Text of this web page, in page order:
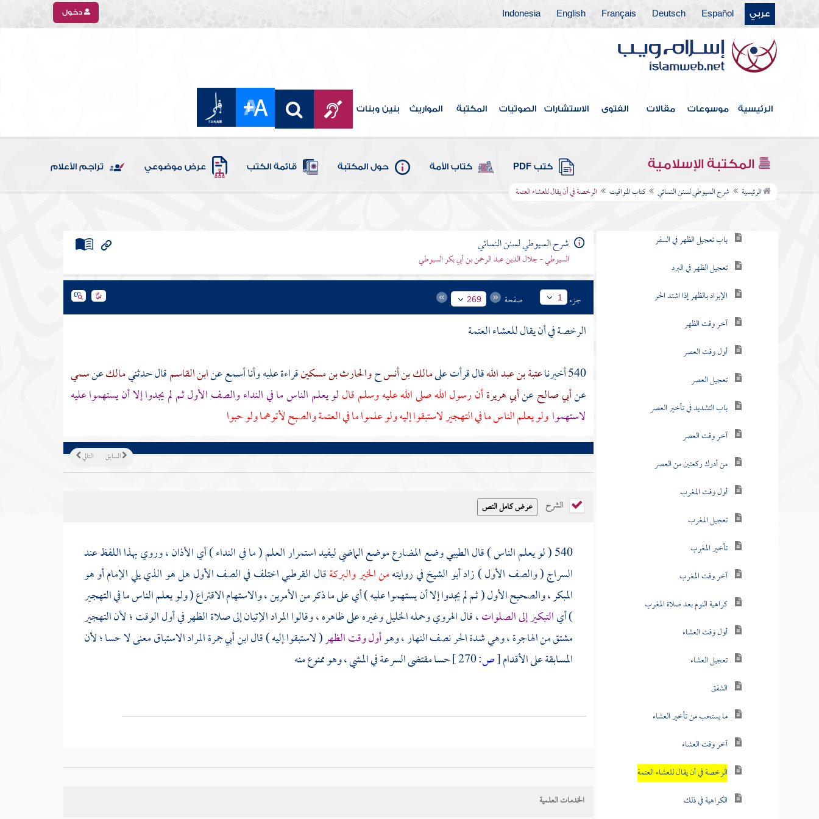
عربي Español
Deutsch
Français
English
Indonesia دخول
الرئيسية موسوعات مقالات الفتوى الاستشارات الصوتيات المكتبة المواريث بنين وبنات
المكتبة الإسلامية كتب PDF كتاب الأمة حول المكتبة قائمة الكتب عرض موضوعي تراجم الأعلام
الرئيسية شرح السيوطي لسنن النسائي كتاب المواقيت الرخصة في أن يقال للعشاء العتمة
فهرس الكتاب
كتاب الطهارة
كتاب المياه
كتاب الحيض والاستحاضة
كتاب الغسل والتيمم
كتاب الصلاة
كتاب المواقيت
باب تعجيل الظهر في السفر
تعجيل الظهر في البرد
الإبراد بالظهر إذا اشتد الحر
آخر وقت الظهر
أول وقت العصر
تعجيل العصر
باب التشديد في تأخير العصر
آخر وقت العصر
من أدرك ركعتين من العصر
أول وقت المغرب
تعجيل المغرب
تأخير المغرب
آخر وقت المغرب
كراهية النوم بعد صلاة المغرب
أول وقت العشاء
تعجيل العشاء
الشفق
ما يستحب من تأخير العشاء
آخر وقت العشاء
الرخصة في أن يقال للعشاء العتمة
الكراهية في ذلك
شرح السيوطي لسنن النسائي
السيوطي - جلال الدين عبد الرحمن بن أبي بكر السيوطي
جزء 1 صفحة 269
الرخصة في أن يقال للعشاء العتمة
540 أخبرنا
عتبة بن عبد اللهقال قرأت علىمالك بن أنسحوالحارث بن مسكينقراءة عليه وأنا أسمع عنابن القاسمقال حدثنيمالكعنسمي
عنأبي صالحعنأبي هريرةأن رسول الله صلى الله عليه وسلم قاللو يعلم الناس ما في النداء والصف الأول ثم لم يجدوا إلا أن يستهموا عليه
لاستهمواولو يعلم الناس ما في التهجير لاستبقوا إليه ولو علموا ما في العتمة والصبح لأتوهما ولو حبوا
التالي السابق
الشرح
540 ( لو يعلم الناس ) قال الطيبيوضع المضارع موضع الماضي ليفيد استمرار العلم ( ما في النداء ) أي الأذان ، وروي بهذا اللفظ عند
السراج( والصف الأول ) زادأبو الشيخفي روايتهمن الخير والبركةقالالقرطبياختلف في الصف الأول هل هو الذي يلي الإمام أو هو
المبكر ، والصحيح الأول ( ثم لم يجدوا إلا أن يستهموا عليه ) أي على ما ذكر من الأمرين ، والاستهام الاقتراع ( ولو يعلم الناس ما في التهجير
) أيالتبكير إلى الصلوات، قالالهرويوحمله الخليل وغيره على ظاهره ، وقالوا المراد الإتيان إلى صلاة الظهر في أول الوقت ؛ لأن التهجير
مشتق من الهاجرة ، وهي شدة الحر نصف النهار ، وهوأول وقت الظهر( لاستبقوا إليه ) قالابن أبي جمرةالمراد الاستباق معنى لا حسا ؛ لأن
المسابقة على الأقدام[ص: حسا مقتضى السرعة في المشي ، وهو ممنوع منه
الخدمات العلمية